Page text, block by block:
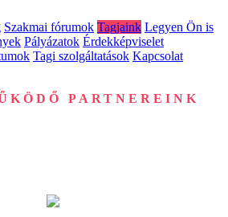
Szakmai fórumok Tagjaink Legyen Ön is
Pályázatok Érdekképviselet
Tagi szolgáltatások Kapcsolat
PARTNEREINK